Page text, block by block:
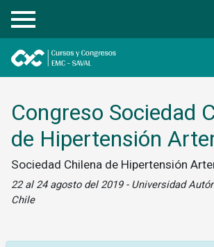
Registrarse
Congreso Sociedad
de Hipertensión
Sociedad Chilena de Hipertensión
22 al 24 agosto del 2019 - Universidad
Chile